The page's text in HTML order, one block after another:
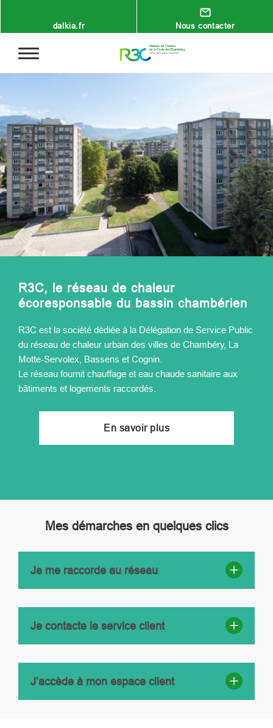
dalkia.fr Nous contacter
R3C, le réseau de chaleur
écoresponsable du bassin chambérien
R3C est la société dédiée à la Délégation de Service Public
du réseau de chaleur urbain des villes de Chambéry, La
Motte-Servolex, Bassens et Cognin.
Le réseau fournit chauffage et eau chaude sanitaire aux
bâtiments et logements raccordés.
En savoir plus
Mes démarches en quelques clics
Je me raccorde au réseau
Je contacte le service client
J’accède à mon espace client